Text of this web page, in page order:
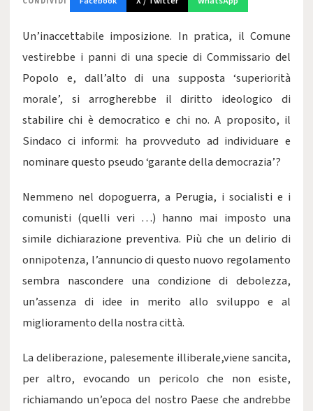
Un’inaccettabile imposizione. In pratica, il Comune
vestirebbe i panni di una specie di Commissario del
Popolo e, dall’alto di una supposta ‘superiorità
morale’, si arrogherebbe il diritto ideologico di
stabilire chi è democratico e chi no. A proposito, il
Sindaco ci informi: ha provveduto ad individuare e
nominare questo pseudo ‘garante della democrazia’?
Nemmeno nel dopoguerra, a Perugia, i socialisti e i
comunisti (quelli veri …) hanno mai imposto una
simile dichiarazione preventiva. Più che un delirio di
onnipotenza, l’annuncio di questo nuovo regolamento
sembra nascondere una condizione di debolezza,
un’assenza di idee in merito allo sviluppo e al
miglioramento della nostra città.
La deliberazione, palesemente illiberale,viene sancita,
per altro, evocando un pericolo che non esiste,
richiamando un’epoca del nostro Paese che andrebbe